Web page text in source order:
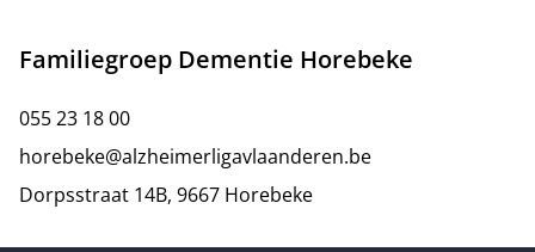
Familiegroep Dementie Horebeke
055 23 18 00
horebeke@alzheimerligavlaanderen.be
Dorpsstraat 14B, 9667 Horebeke